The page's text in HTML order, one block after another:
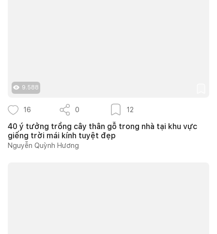
9.588
16 0 12
40 ý tưởng trồng cây thân gỗ trong nhà tại khu vực
giếng trời mái kính tuyệt đẹp
Nguyễn Quỳnh Hương